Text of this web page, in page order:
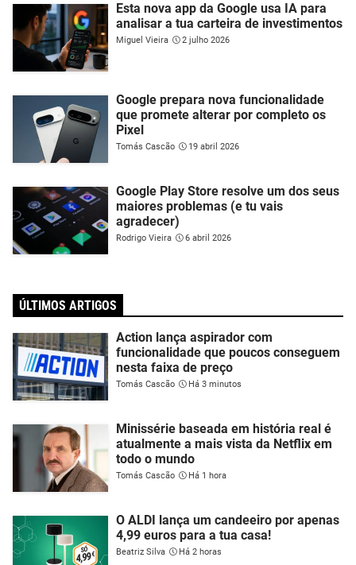
Esta nova app da Google usa IA para
analisar a tua carteira de investimentos
Miguel Vieira 2 julho 2026
Google prepara nova funcionalidade
que promete alterar por completo os
Pixel
Tomás Cascão 19 abril 2026
Google Play Store resolve um dos seus
maiores problemas (e tu vais
agradecer)
Rodrigo Vieira 6 abril 2026
ÚLTIMOS ARTIGOS
Action lança aspirador com
funcionalidade que poucos conseguem
nesta faixa de preço
Tomás Cascão Há 3 minutos
Minissérie baseada em história real é
atualmente a mais vista da Netflix em
todo o mundo
Tomás Cascão Há 1 hora
O ALDI lança um candeeiro por apenas
4,99 euros para a tua casa!
Beatriz Silva Há 2 horas